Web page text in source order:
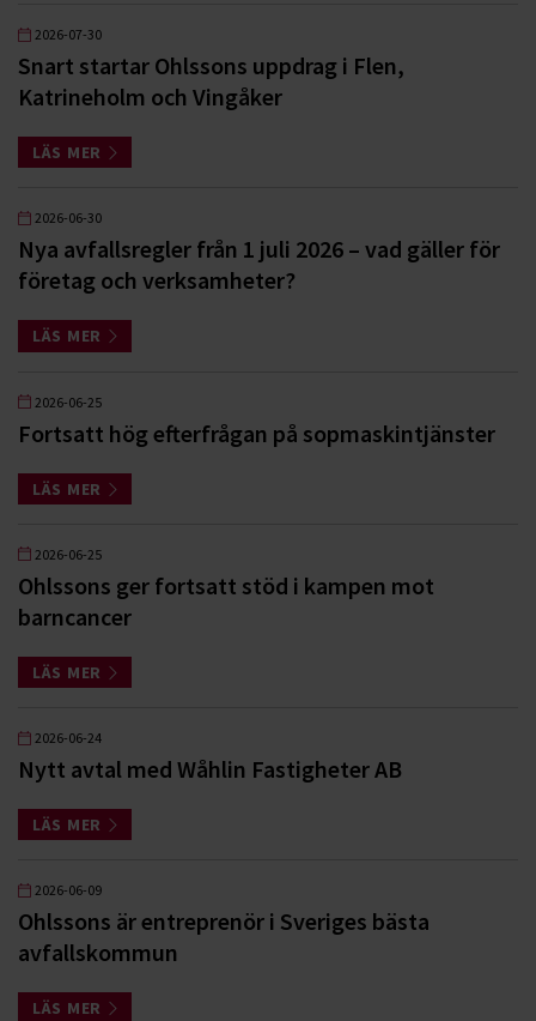
2026-07-30
Snart startar Ohlssons uppdrag i Flen,
Katrineholm och Vingåker
LÄS MER
2026-06-30
Nya avfallsregler från 1 juli 2026 – vad gäller för
företag och verksamheter?
LÄS MER
2026-06-25
Fortsatt hög efterfrågan på sopmaskintjänster
LÄS MER
2026-06-25
Ohlssons ger fortsatt stöd i kampen mot
barncancer
LÄS MER
2026-06-24
Nytt avtal med Wåhlin Fastigheter AB
LÄS MER
2026-06-09
Ohlssons är entreprenör i Sveriges bästa
avfallskommun
LÄS MER